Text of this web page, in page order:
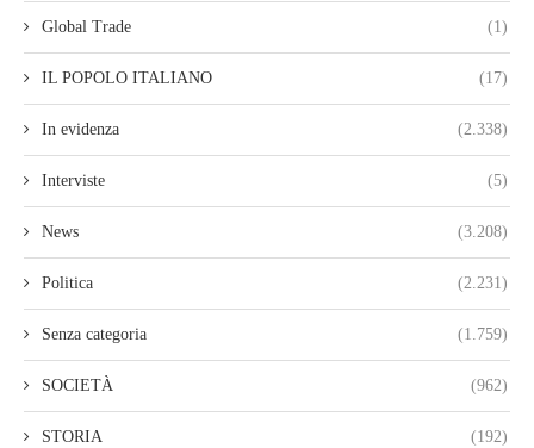
Global Trade (1)
IL POPOLO ITALIANO (17)
In evidenza (2.338)
Interviste (5)
News (3.208)
Politica (2.231)
Senza categoria (1.759)
SOCIETÀ (962)
STORIA (192)